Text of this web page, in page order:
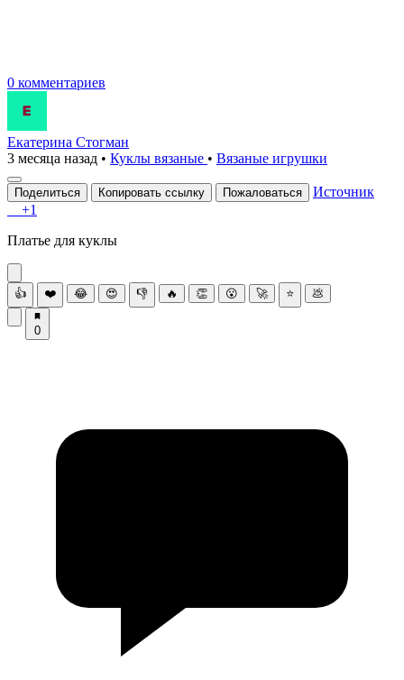
0 комментариев
Екатерина Стогман
3 месяца назад • Куклы вязаные • Вязаные игрушки
Поделиться Копировать ссылку Пожаловаться
Источник
+1
Платье для куклы
👍 ❤️ 😂 😍 👎 🔥 👏 😮 🚀 ⭐ 💩
0